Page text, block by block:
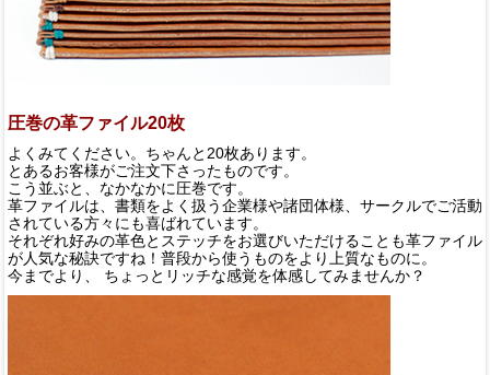
圧巻の革ファイル20枚
よくみてください。ちゃんと20枚あります。
とあるお客様がご注文下さったものです。
こう並ぶと、なかなかに圧巻です。
革ファイルは、書類をよく扱う企業様や諸団体様、サークルでご活動
されている方々にも喜ばれています。
それぞれ好みの革色とステッチをお選びいただけることも革ファイル
が人気な秘訣ですね！普段から使うものをより上質なものに。
今までより、 ちょっとリッチな感覚を体感してみませんか？